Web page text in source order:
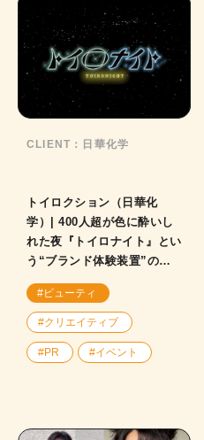
CLIENT： 日華化学
トイロクション（日華化
学）| 400人超が色に酔いし
れた夜『トイロナイト』とい
う“ブランド体験装置”の裏
側！
#ビューティ
#クリエイティブ
#PR #イベント